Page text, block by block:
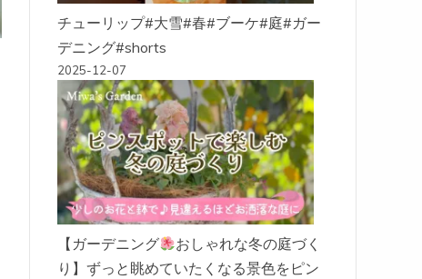
チューリップ#大雪#春#ブーケ#庭#ガー
デニング#shorts
2025-12-07
【ガーデニング
おしゃれな冬の庭づく
り】ずっと眺めていたくなる景色をピン